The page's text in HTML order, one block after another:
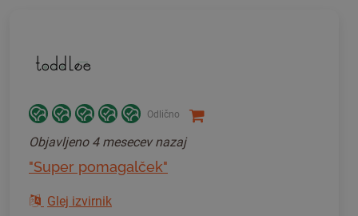
Odlično
Objavljeno 4 mesecev nazaj
"Super pomagalček"
Glej izvirnik